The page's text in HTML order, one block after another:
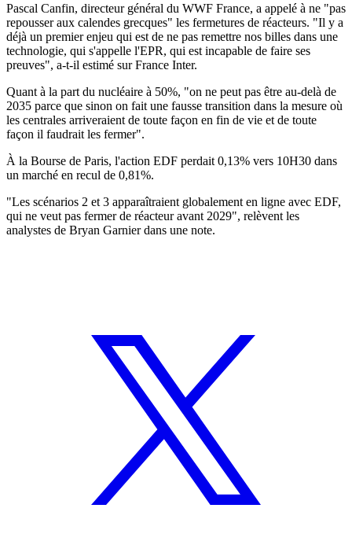
Pascal Canfin, directeur général du WWF France, a appelé à ne "pas
repousser aux calendes grecques" les fermetures de réacteurs. "Il y a
déjà un premier enjeu qui est de ne pas remettre nos billes dans une
technologie, qui s'appelle l'EPR, qui est incapable de faire ses
preuves", a-t-il estimé sur France Inter.
Quant à la part du nucléaire à 50%, "on ne peut pas être au-delà de
2035 parce que sinon on fait une fausse transition dans la mesure où
les centrales arriveraient de toute façon en fin de vie et de toute
façon il faudrait les fermer".
À la Bourse de Paris, l'action EDF perdait 0,13% vers 10H30 dans
un marché en recul de 0,81%.
"Les scénarios 2 et 3 apparaîtraient globalement en ligne avec EDF,
qui ne veut pas fermer de réacteur avant 2029", relèvent les
analystes de Bryan Garnier dans une note.